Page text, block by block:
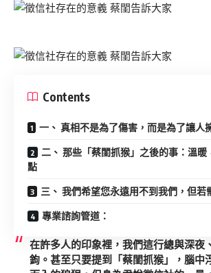
Contents
一、 真相不是為了傷害，而是為了讓人
二、 那些「蔡閨抓猴」之後的事：溫暖
點
三、 我們希望您永遠用不到我們，但若
專業諮詢管道：
在許多人的印象裡，我們這行總與深夜
鉤。甚至只要提到「蔡閨抓猴」，腦中